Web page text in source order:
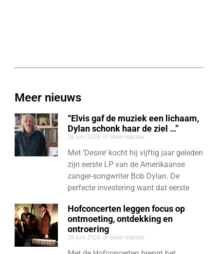
Meer nieuws
“Elvis gaf de muziek een lichaam,
Dylan schonk haar de ziel …”
26 juni 2026 Geen reacties
Met ‘Desire’ kocht hij vijftig jaar geleden
zijn eerste LP van de Amerikaanse
zanger-songwriter Bob Dylan. De
perfecte investering want dat eerste
Hofconcerten leggen focus op
ontmoeting, ontdekking en
ontroering
26 juni 2026 Geen reacties